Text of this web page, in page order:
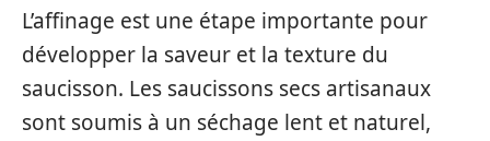
L’affinage est une étape importante pour
développer la saveur et la texture du
saucisson. Les saucissons secs artisanaux
sont soumis à un séchage lent et naturel,